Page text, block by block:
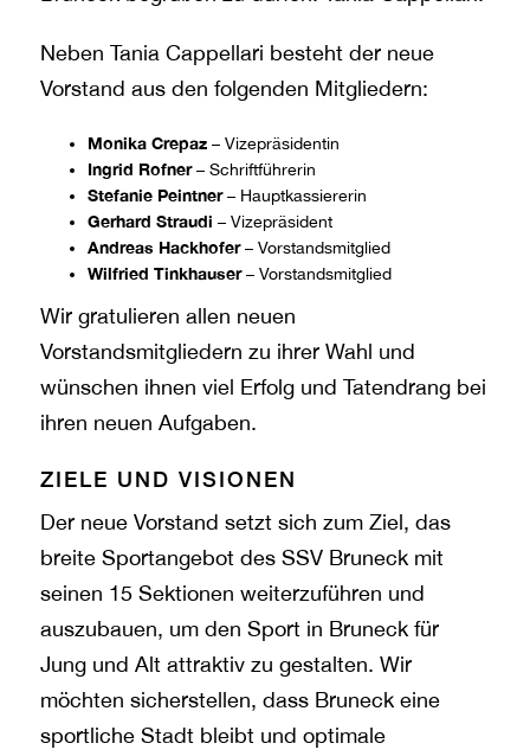
Neben Tania Cappellari besteht der neue
Vorstand aus den folgenden Mitgliedern:
Monika Crepaz– Vizepräsidentin
Ingrid Rofner– Schriftführerin
Stefanie Peintner– Hauptkassiererin
Gerhard Straudi – Vizepräsident
Andreas Hackhofer– Vorstandsmitglied
Wilfried Tinkhauser– Vorstandsmitglied
Wir gratulieren allen neuen
Vorstandsmitgliedern zu ihrer Wahl und
wünschen ihnen viel Erfolg und Tatendrang bei
ihren neuen Aufgaben.
ZIELE UND VISIONEN
Der neue Vorstand setzt sich zum Ziel, das
breite Sportangebot des SSV Bruneck mit
seinen 15 Sektionen weiterzuführen und
auszubauen, um den Sport in Bruneck für
Jung und Alt attraktiv zu gestalten. Wir
möchten sicherstellen, dass Bruneck eine
sportliche Stadt bleibt und optimale